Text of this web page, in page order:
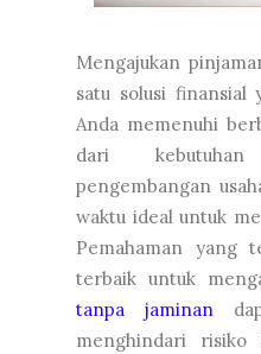
Mengajukan
satu solusi finansial
Anda memenuhi
dari
pengembangan
waktu ideal untuk
Pemahaman yang
terbaik untuk
tanpa jaminan
menghindari risiko